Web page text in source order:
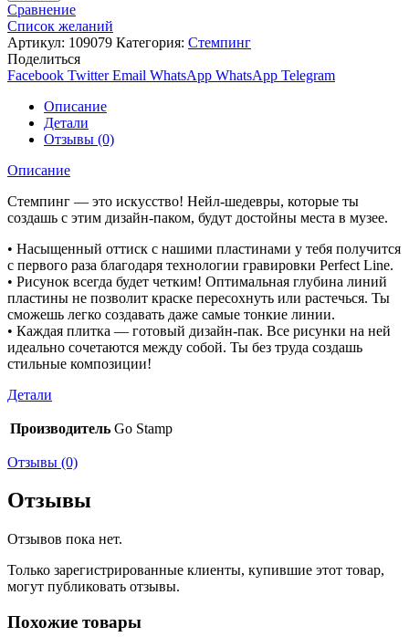
Сравнение
Список желаний
Артикул: 109079 Категория: Стемпинг
Поделиться
Facebook Twitter Email WhatsApp WhatsApp Telegram
Описание
Детали
Отзывы (0)
Описание
Стемпинг — это искусство! Нейл-шедевры, которые ты
создашь с этим дизайн-паком, будут достойны места в музее.
• Насыщенный оттиск с нашими пластинами у тебя получится
с первого раза благодаря технологии гравировки Perfect Line.
• Рисунок всегда будет четким! Оптимальная глубина линий
пластины не позволит краске пересохнуть или растечься. Ты
сможешь легко создавать даже самые тонкие линии.
• Каждая плитка — готовый дизайн-пак. Все рисунки на ней
идеально сочетаются между собой. Ты без труда создашь
стильные композиции!
Детали
Производитель Go Stamp
Отзывы (0)
Отзывы
Отзывов пока нет.
Только зарегистрированные клиенты, купившие этот товар,
могут публиковать отзывы.
Похожие товары